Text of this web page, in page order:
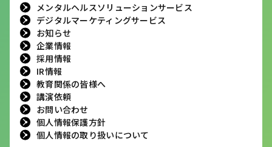
メンタルヘルスソリューションサービス
デジタルマーケティングサービス
お知らせ
企業情報
採用情報
IR情報
教育関係の皆様へ
講演依頼
お問い合わせ
個人情報保護方針
個人情報の取り扱いについて